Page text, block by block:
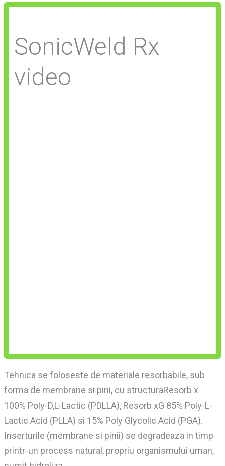
SonicWeld Rx
video
Tehnica se foloseste de materiale resorbabile, sub
forma de membrane si pini, cu structuraResorb x
100% Poly-D,L-Lactic (PDLLA), Resorb xG 85% Poly-L-
Lactic Acid (PLLA) si 15% Poly Glycolic Acid (PGA).
Inserturile (membrane si pinii) se degradeaza in timp
printr-un process natural, propriu organismului uman,